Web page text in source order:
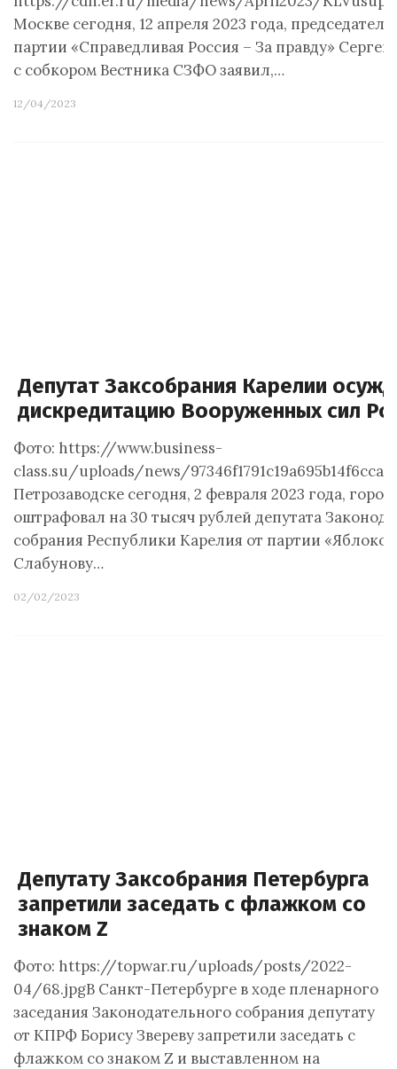
Москве сегодня, 12 апреля 2023 года,
партии «Справедливая Россия – За правду»
с собкором Вестника СЗФО заявил,…
12/04/2023
Депутат Заксобрания Карелии
дискредитацию Вооруженных сил
Фото: https://www.business-
class.su/uploads/news/
Петрозаводске сегодня, 2 февраля 2023 года,
оштрафовал на 30 тысяч рублей депутата
собрания Республики Карелия от партии
Слабунову…
02/02/2023
Депутату Заксобрания Петербурга
запретили заседать с флажком со
знаком Z
Фото: https://topwar.ru/uploads/posts/2022-
04/68.jpgВ Санкт-Петербурге в ходе пленарного
заседания Законодательного собрания депутату
от КПРФ Борису Звереву запретили заседать с
флажком со знаком Z и выставленном на